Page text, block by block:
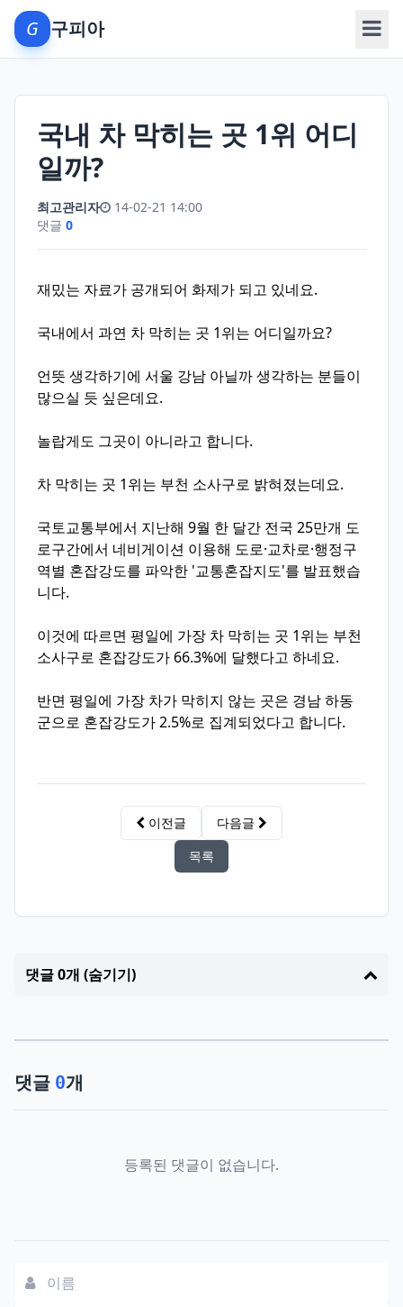
G 구피아
국내 차 막히는 곳 1위 어디
일까?
최고관리자
14-02-21 14:00
댓글 0
재밌는 자료가 공개되어 화제가 되고 있네요.
국내에서 과연 차 막히는 곳 1위는 어디일까요?
언뜻 생각하기에 서울 강남 아닐까 생각하는 분들이
많으실 듯 싶은데요.
놀랍게도 그곳이 아니라고 합니다.
차 막히는 곳 1위는 부천 소사구로 밝혀졌는데요.
국토교통부에서 지난해 9월 한 달간 전국 25만개 도
로구간에서 네비게이션 이용해 도로·교차로·행정구
역별 혼잡강도를 파악한 '교통혼잡지도'를 발표했습
니다.
이것에 따르면 평일에 가장 차 막히는 곳 1위는 부천
소사구로 혼잡강도가 66.3%에 달했다고 하네요.
반면 평일에 가장 차가 막히지 않는 곳은 경남 하동
군으로 혼잡강도가 2.5%로 집계되었다고 합니다.
이전글
다음글
목록
댓글 0개 (숨기기)
댓글 0개
등록된 댓글이 없습니다.
댓글쓰기